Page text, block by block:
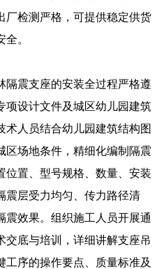
厂检测严格，可提供稳定供货
。
隔震支座的安装全过程严格遵
项设计文件及城区幼儿园建筑
术人员结合幼儿园建筑结构图
区场地条件，精细化编制隔震
位置、型号规格、数量、安装
震层受力均匀、传力路径清
震效果。组织施工人员开展通
交底与培训，详细讲解支座吊
工序的操作要点、质量标准及